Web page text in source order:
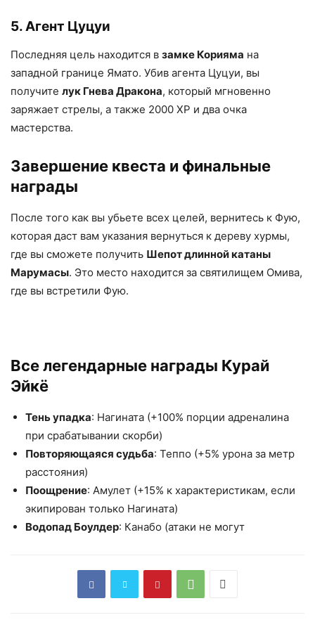
5. Агент Цуцуи
Последняя цель находится в замке Корияма на
западной границе Ямато. Убив агента Цуцуи, вы
получите лук Гнева Дракона, который мгновенно
заряжает стрелы, а также 2000 XP и два очка
мастерства.
Завершение квеста и финальные
награды
После того как вы убьете всех целей, вернитесь к Фую,
которая даст вам указания вернуться к дереву хурмы,
где вы сможете получить Шепот длинной катаны
Марумасы. Это место находится за святилищем Омива,
где вы встретили Фую.
Все легендарные награды Курай
Эйкё
Тень упадка: Нагината (+100% порции адреналина
при срабатывании скорби)
Повторяющаяся судьба: Теппо (+5% урона за метр
расстояния)
Поощрение: Амулет (+15% к характеристикам, если
экипирован только Нагината)
Водопад Боулдер: Канабо (атаки не могут